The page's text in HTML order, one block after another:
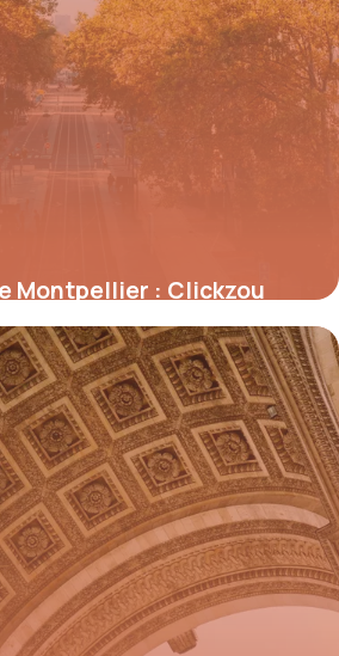
Montpellier : Clickzou